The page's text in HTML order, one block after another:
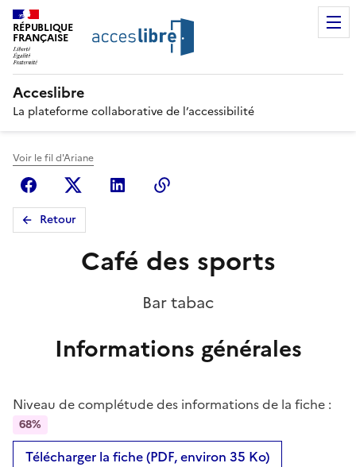
RÉPUBLIQUE
FRANÇAISE
Acceslibre
La plateforme collaborative de l’accessibilité
Voir le fil d'Ariane
FacebookX (anciennement Twitter)
Linkedin
Retour
Café des sports
Bar tabac
Informations générales
Niveau de complétude des informations de la fiche :
68%
Télécharger la fiche (PDF, environ 35 Ko)